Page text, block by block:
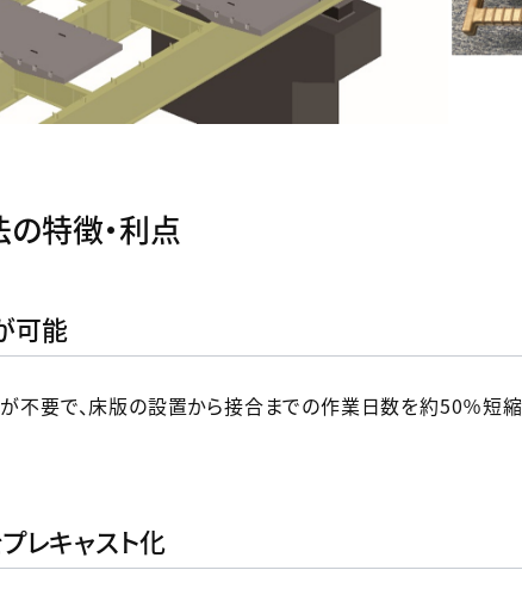
特徴・利点
可能
不要で、床版の設置から接合までの作業日数を約50％短
レキャスト化